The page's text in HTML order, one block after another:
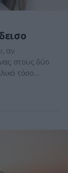
αν
στους δύο
τόσο